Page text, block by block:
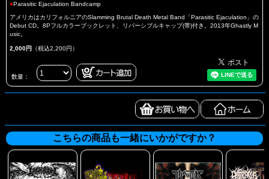
●Parasitic Ejaculation Bandcamp
アメリカはカリフォルニアのSlamming Brutal Death Metal Band「Parasitic Ejaculation」の
Debut CD。8Pフルカラーブックレット、リバーシブルキャップ(帯)付き。2013年Ghastly M
usic。
2,000円 （税込2,200円）
数量：
こちらの商品も一緒にいかがですか？